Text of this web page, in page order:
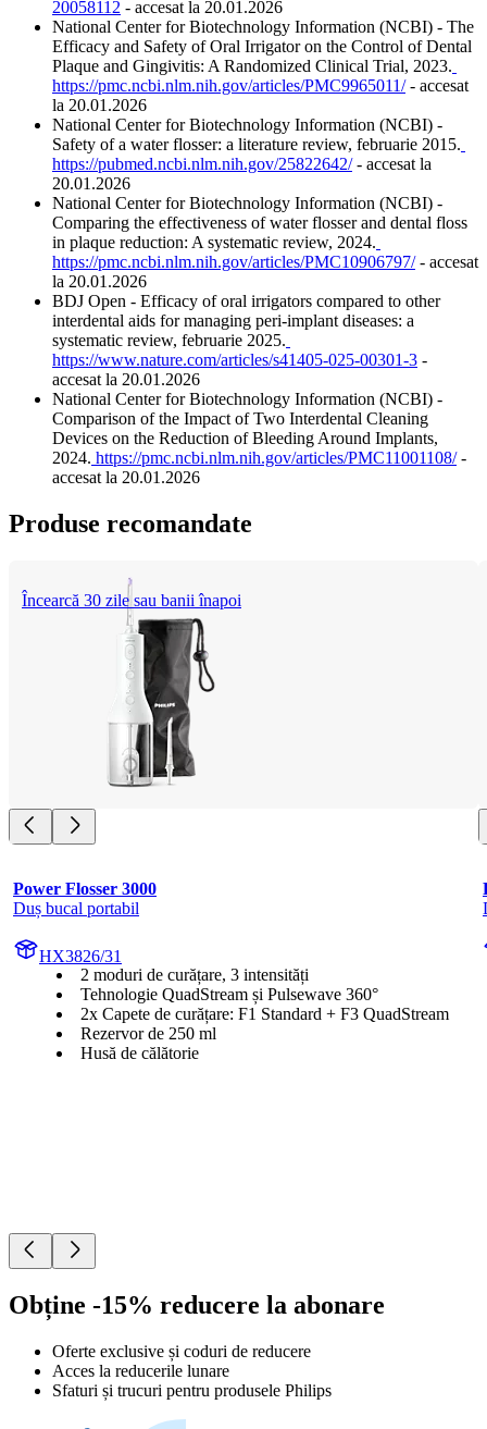
20058112 - accesat la 20.01.2026
National Center for Biotechnology Information (NCBI) - The
Efficacy and Safety of Oral Irrigator on the Control of Dental
Plaque and Gingivitis: A Randomized Clinical Trial, 2023.
https://pmc.ncbi.nlm.nih.gov/articles/PMC9965011/ - accesat
la 20.01.2026
National Center for Biotechnology Information (NCBI) -
Safety of a water flosser: a literature review, februarie 2015.
https://pubmed.ncbi.nlm.nih.gov/25822642/ - accesat la
20.01.2026
National Center for Biotechnology Information (NCBI) -
Comparing the effectiveness of water flosser and dental floss
in plaque reduction: A systematic review, 2024.
https://pmc.ncbi.nlm.nih.gov/articles/PMC10906797/ - accesat
la 20.01.2026
BDJ Open - Efficacy of oral irrigators compared to other
interdental aids for managing peri-implant diseases: a
systematic review, februarie 2025.
https://www.nature.com/articles/s41405-025-00301-3 -
accesat la 20.01.2026
National Center for Biotechnology Information (NCBI) -
Comparison of the Impact of Two Interdental Cleaning
Devices on the Reduction of Bleeding Around Implants,
2024. https://pmc.ncbi.nlm.nih.gov/articles/PMC11001108/ -
accesat la 20.01.2026
Produse recomandate
Încearcă 30 zile sau banii înapoi
Power Flosser 3000
Duș bucal portabil
HX3826/31
2 moduri de curățare, 3 intensități
Tehnologie QuadStream și Pulsewave 360°
2x Capete de curățare: F1 Standard + F3 QuadStream
Rezervor de 250 ml
Husă de călătorie
Obține -15% reducere la abonare
Oferte exclusive și coduri de reducere
Acces la reducerile lunare
Sfaturi și trucuri pentru produsele Philips